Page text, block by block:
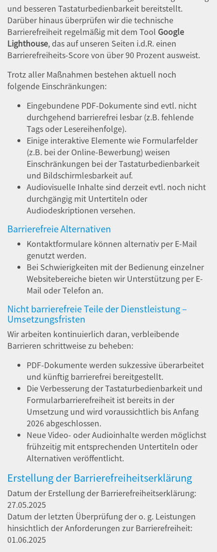
und besseren Tastaturbedienbarkeit bereitstellt.
Darüber hinaus überprüfen wir die technische
Barrierefreiheit regelmäßig mit dem Tool Google
Lighthouse, das auf unseren Seiten i.d.R. einen
Barrierefreiheits-Score von über 90 Prozent ausweist.
Trotz aller Maßnahmen bestehen aktuell noch
folgende Einschränkungen:
Eingebundene PDF-Dokumente sind evtl. nicht
durchgehend barrierefrei lesbar (z.B. fehlende
Tags oder Lesereihenfolge).
Einige interaktive Elemente wie Formularfelder
(z.B. bei der Online-Bewerbung) weisen
Einschränkungen bei der Tastaturbedienbarkeit
und Bildschirmlesbarkeit auf.
Audiovisuelle Inhalte sind derzeit evtl. noch nicht
durchgängig mit Untertiteln oder
Audiodeskriptionen versehen.
Barrierefreie Alternativen
Kontaktformulare können alternativ per E-Mail
genutzt werden.
Bei Schwierigkeiten mit der Bedienung einzelner
Websitebereiche bieten wir Unterstützung per E-
Mail oder Telefon an.
Nicht barrierefreie Teile der Dienstleistung –
Umsetzungsfristen
Wir arbeiten kontinuierlich daran, verbleibende
Barrieren schrittweise zu beheben:
PDF-Dokumente werden sukzessive überarbeitet
und künftig barrierefrei bereitgestellt.
Die Verbesserung der Tastaturbedienbarkeit und
Formularbarrierefreiheit ist bereits in der
Umsetzung und wird voraussichtlich bis Anfang
2026 abgeschlossen.
Neue Video- oder Audioinhalte werden möglichst
frühzeitig mit entsprechenden Untertiteln oder
Alternativen veröffentlicht.
Erstellung der Barrierefreiheitserklärung
Datum der Erstellung der Barrierefreiheitserklärung:
27.05.2025
Datum der letzten Überprüfung der o. g. Leistungen
hinsichtlich der Anforderungen zur Barrierefreiheit:
01.06.2025